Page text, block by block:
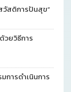
วัสดิการปันสุข”
วยวิธีการ
การดำเนินการ